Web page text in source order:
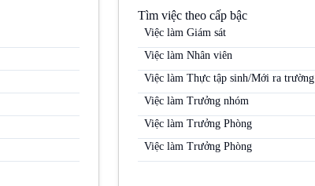
Tìm việc theo cấp bậc
Việc làm Giám sát
Việc làm Nhân viên
Việc làm Thực tập sinh/Mới ra trường
Việc làm Trưởng nhóm
Việc làm Trưởng Phòng
Việc làm Trưởng Phòng